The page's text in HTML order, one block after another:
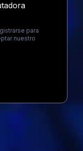
para
nuestro